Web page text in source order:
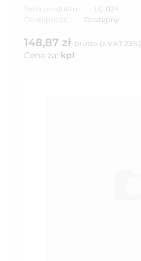
Seria produktu:
LC 024
Dostępność:
Dostępny
148,87 zł brutto (z VAT 23%)
Cena za: kpl